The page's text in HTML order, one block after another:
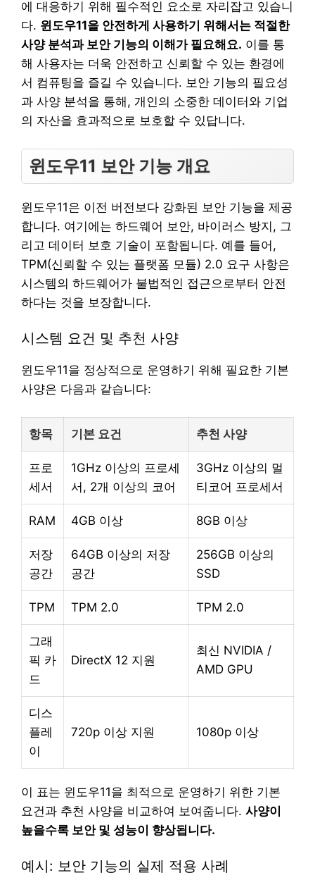
에 대응하기 위해 필수적인 요소로 자리잡고 있습니
다. 윈도우11을 안전하게 사용하기 위해서는 적절한
사양 분석과 보안 기능의 이해가 필요해요. 이를 통
해 사용자는 더욱 안전하고 신뢰할 수 있는 환경에
서 컴퓨팅을 즐길 수 있습니다. 보안 기능의 필요성
과 사양 분석을 통해, 개인의 소중한 데이터와 기업
의 자산을 효과적으로 보호할 수 있답니다.
윈도우11 보안 기능 개요
윈도우11은 이전 버전보다 강화된 보안 기능을 제공
합니다. 여기에는 하드웨어 보안, 바이러스 방지, 그
리고 데이터 보호 기술이 포함됩니다. 예를 들어,
TPM(신뢰할 수 있는 플랫폼 모듈) 2.0 요구 사항은
시스템의 하드웨어가 불법적인 접근으로부터 안전
하다는 것을 보장합니다.
시스템 요건 및 추천 사양
윈도우11을 정상적으로 운영하기 위해 필요한 기본
사양은 다음과 같습니다:
항목 기본 요건 추천 사양
프로
세서
1GHz 이상의 프로세
서, 2개 이상의 코어
3GHz 이상의 멀
티코어 프로세서
RAM 4GB 이상 8GB 이상
저장
공간
64GB 이상의 저장
공간
256GB 이상의
SSD
TPM TPM 2.0 TPM 2.0
그래
픽 카
드
DirectX 12 지원
최신 NVIDIA /
AMD GPU
디스
플레
이
720p 이상 지원 1080p 이상
이 표는 윈도우11을 최적으로 운영하기 위한 기본
요건과 추천 사양을 비교하여 보여줍니다. 사양이
높을수록 보안 및 성능이 향상됩니다.
예시: 보안 기능의 실제 적용 사례